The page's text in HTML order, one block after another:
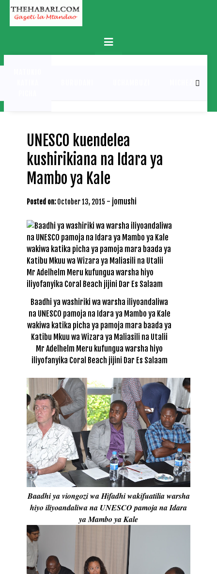
Skip
content
Primary
Menu
MICHEZO
UNESCO kuendelea
kushirikiana na Idara ya
Mambo ya Kale
Posted on: October 13, 2015 - jomushi
Baadhi ya washiriki wa warsha iliyoandaliwa
na UNESCO pamoja na Idara ya Mambo ya Kale
wakiwa katika picha ya pamoja mara baada ya
Katibu Mkuu wa Wizara ya Maliasili na Utalii
Mr Adelhelm Meru kufungua warsha hiyo
iliyofanyika Coral Beach jijini Dar Es Salaam
Baadhi ya viongozi wa Hifadhi wakifuatilia warsha
hiyo iliyoandaliwa na UNESCO pamoja na Idara
ya Mambo ya Kale